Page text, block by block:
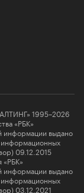
1995–2026
«РБК»
информации выдано
09.12.2015
информации выдано
03.12.2021